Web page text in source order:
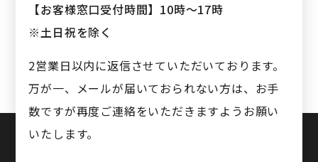
【お客様窓口受付時間】 10時〜17時
※土日祝を除く
2営業日以内に返信させていただいております。
万が一、メールが届いておられない方は、お手
数ですが再度ご連絡をいただきますようお願い
いたします。